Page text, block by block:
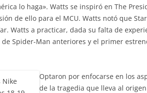
lo haga». Watts se inspiró en The
de ello para el MCU. Watts notó que
Watts a practicar, dada su falta de
Spider-Man anteriores y el primer
Optaron por enfocarse en los
de la tragedia que lleva al